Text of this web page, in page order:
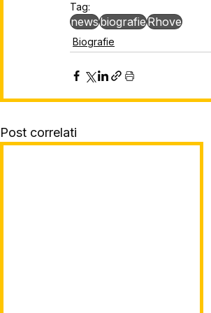
Tag:
newsbiografieRhove
Biografie
Post correlati